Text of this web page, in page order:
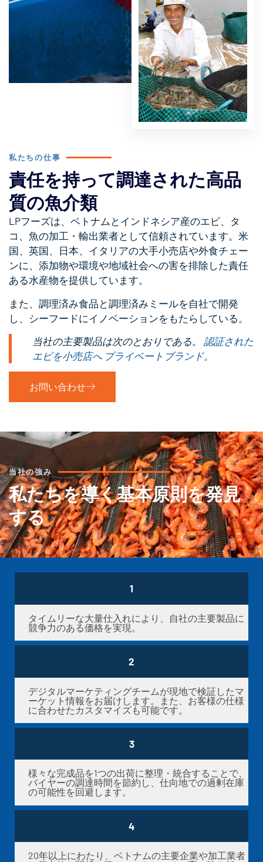
私たちの仕事
責任を持って調達された高品
質の魚介類
LPフーズは、ベトナムとインドネシア産のエビ、タ
コ、魚の加工・輸出業者として信頼されています。米
国、英国、日本、イタリアの大手小売店や外食チェー
ンに、添加物や環境や地域社会への害を排除した責任
ある水産物を提供しています。
また、調理済み食品と調理済みミールを自社で開発
し、シーフードにイノベーションをもたらしている。
当社の主要製品は次のとおりである。 認証された
エビを小売店へ プライベートブランド。
お問い合わせ
当社の強み
私たちを導く基本原則を発見
する
1
タイムリーな大量仕入れにより、自社の主要製品に
競争力のある価格を実現。
2
デジタルマーケティングチームが現地で検証したマ
ーケット情報をお届けします。また、お客様の仕様
に合わせたカスタマイズも可能です。
3
様々な完成品を1つの出荷に整理・統合することで、
バイヤーの調達時間を節約し、仕向地での過剰在庫
の可能性を回避します。
4
20年以上にわたり、ベトナムの主要企業や加工業者